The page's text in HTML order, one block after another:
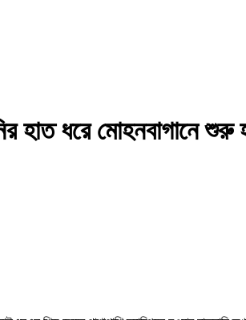
হাত ধরে মোহনবাগানে